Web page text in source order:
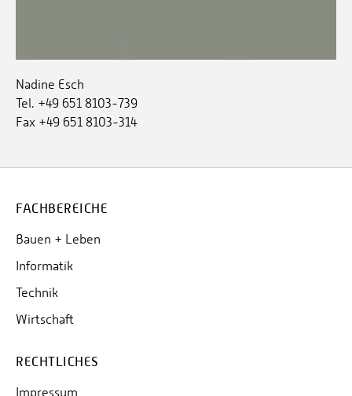
Nadine Esch
Tel. +49 651 8103-739
Fax +49 651 8103-314
FACHBEREICHE
Bauen + Leben
Informatik
Technik
Wirtschaft
RECHTLICHES
Impressum